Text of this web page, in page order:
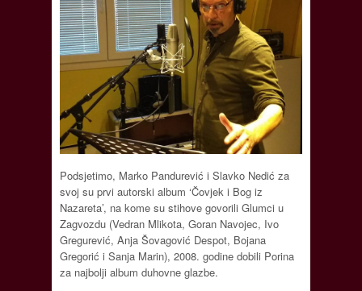
Podsjetimo, Marko Pandurević i Slavko Nedić za
svoj su prvi autorski album ‘Čovjek i Bog iz
Nazareta’, na kome su stihove govorili Glumci u
Zagvozdu (Vedran Mlikota, Goran Navojec, Ivo
Gregurević, Anja Šovagović Despot, Bojana
Gregorić i Sanja Marin), 2008. godine dobili Porina
za najbolji album duhovne glazbe.